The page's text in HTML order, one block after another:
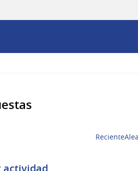
Reciente
actividad